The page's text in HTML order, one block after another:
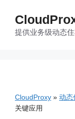
提供业务级动态
CloudProxy » 动态
关键应用